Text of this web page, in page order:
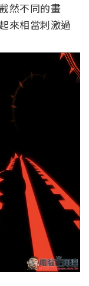
然不同的畫
來相當刺激過